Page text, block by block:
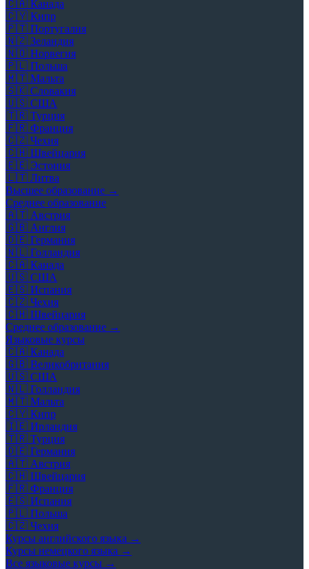
🇨🇦 Канада
🇨🇾 Кипр
🇵🇹 Португалия
🇳🇿 Зеландия
🇳🇴 Норвегия
🇵🇱 Польша
🇲🇹 Мальта
🇸🇰 Словакия
🇺🇸 США
🇹🇷 Турция
🇫🇷 Франция
🇨🇿 Чехия
🇨🇭 Швейцария
🇪🇪 Эстония
🇱🇹 Литва
Высшее образование →
Среднее образование
🇦🇹 Австрия
🇬🇧 Англия
🇩🇪 Германия
🇳🇱 Голландия
🇨🇦 Канада
🇺🇸 США
🇪🇸 Испания
🇨🇿 Чехия
🇨🇭 Швейцария
Среднее образование →
Языковые курсы
🇨🇦 Канада
🇬🇧 Великобритания
🇺🇸 США
🇳🇱 Голландия
🇲🇹 Мальта
🇨🇾 Кипр
🇮🇪 Ирландия
🇹🇷 Турция
🇩🇪 Германия
🇦🇹 Австрия
🇨🇭 Швейцария
🇫🇷 Франция
🇪🇸 Испания
🇵🇱 Польша
🇨🇿 Чехия
Курсы английского языка →
Курсы немецкого языка →
Все языковые курсы →